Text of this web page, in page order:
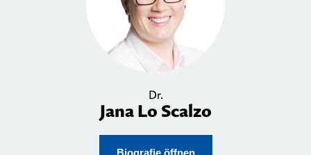
Dr.
Jana Lo Scalzo
Biografie öffnen